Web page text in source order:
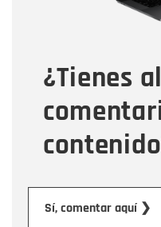
¿Tienes
Sí, comentar aquí ❯
Tipo de
Mensaje